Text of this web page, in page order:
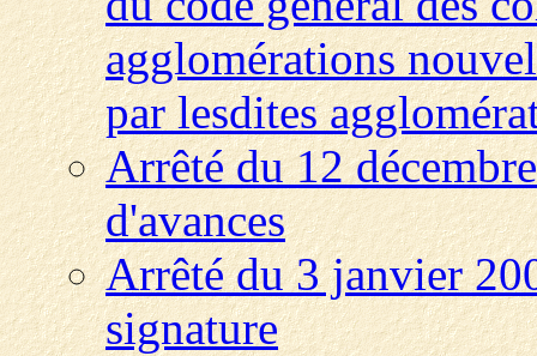
agglomérations
par lesdites
Arrêté du 12
d'avances
Arrêté du 3 janvier
signature